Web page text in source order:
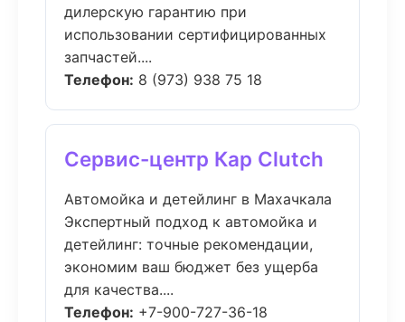
дилерскую гарантию при
использовании сертифицированных
запчастей....
Телефон: 8 (973) 938 75 18
Сервис-центр Кар Clutch
Автомойка и детейлинг в Махачкала
Экспертный подход к автомойка и
детейлинг: точные рекомендации,
экономим ваш бюджет без ущерба
для качества....
Телефон: +7-900-727-36-18